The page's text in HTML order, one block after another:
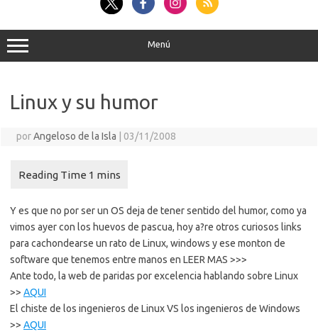
Menú
Linux y su humor
porAngeloso de la Isla 03/11/2008
Y es que no por ser un OS deja de tener sentido del humor, como ya
vimos ayer con los huevos de pascua, hoy a?re otros curiosos links
para cachondearse un rato de Linux, windows y ese monton de
software que tenemos entre manos en LEER MAS >>>
Ante todo, la web de paridas por excelencia hablando sobre Linux
>> AQUI
El chiste de los ingenieros de Linux VS los ingenieros de Windows
>> AQUI